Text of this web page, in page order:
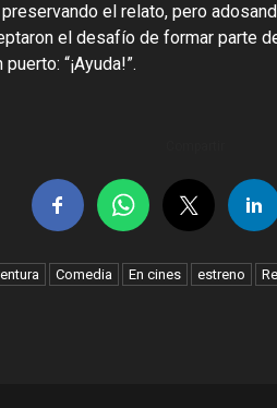
el relato, pero
el desafío de formar parte
“¡Ayuda!”.
Comedia En cines estreno